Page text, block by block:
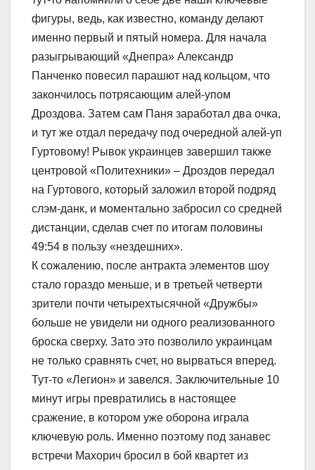
фигуры, ведь, как известно, команду делают
именно первый и пятый номера. Для начала
разыгрывающий «Днепра» Александр
Панченко повесил парашют над кольцом, что
закончилось потрясающим алей-упом
Дроздова. Затем сам Паня заработал два очка,
и тут же отдал передачу под очередной алей-уп
Гуртовому! Рывок украинцев завершил также
центровой «Политехники» – Дроздов передал
на Гуртового, который заложил второй подряд
слэм-данк, и моментально забросил со средней
дистанции, сделав счет по итогам половины
49:54 в пользу «нездешних».
К сожалению, после антракта элементов шоу
стало гораздо меньше, и в третьей четверти
зрители почти четырехтысячной «Дружбы»
больше не увидели ни одного реализованного
броска сверху. Зато это позволило украинцам
не только сравнять счет, но вырваться вперед.
Тут-то «Легион» и завелся. Заключительные 10
минут игры превратились в настоящее
сражение, в котором уже оборона играла
ключевую роль. Именно поэтому под занавес
встречи Махорич бросил в бой квартет из